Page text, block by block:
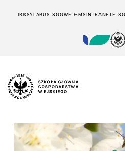
IRKSYLABUS SGGWE-HMSINTRANETE-